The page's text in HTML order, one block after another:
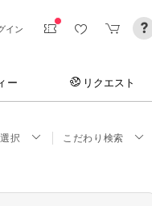
イン
ー リクエスト
択 こだわり検索